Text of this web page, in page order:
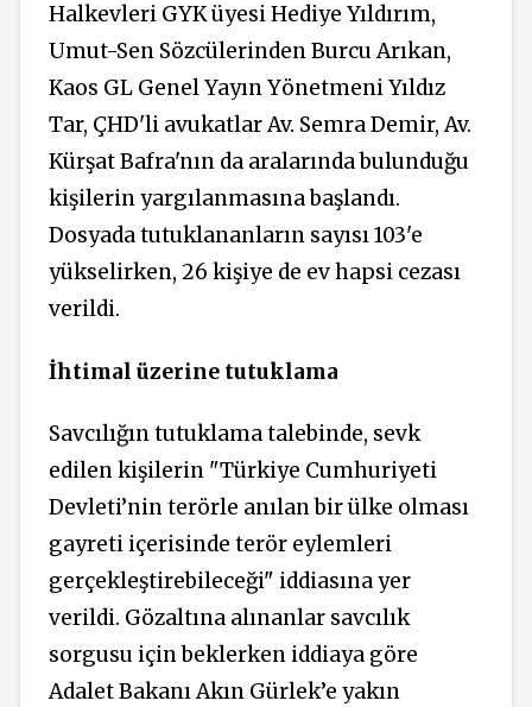
Halkevleri GYK üyesi Hediye Yıldırım,
Umut-Sen Sözcülerinden Burcu Arıkan,
Kaos GL Genel Yayın Yönetmeni Yıldız
Tar, ÇHD'li avukatlar Av. Semra Demir, Av.
Kürşat Bafra'nın da aralarında bulunduğu
kişilerin yargılanmasına başlandı.
Dosyada tutuklananların sayısı 103'e
yükselirken, 26 kişiye de ev hapsi cezası
verildi.
İhtimal üzerine tutuklama
Savcılığın tutuklama talebinde, sevk
edilen kişilerin "Türkiye Cumhuriyeti
Devleti’nin terörle anılan bir ülke olması
gayreti içerisinde terör eylemleri
gerçekleştirebileceği" iddiasına yer
verildi. Gözaltına alınanlar savcılık
sorgusu için beklerken iddiaya göre
Adalet Bakanı Akın Gürlek’e yakın